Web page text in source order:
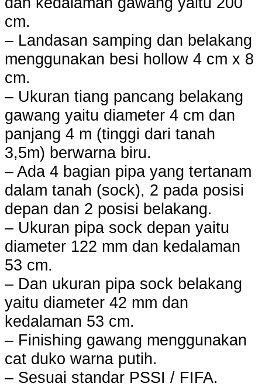
cm.
– Landasan samping dan belakang
menggunakan besi hollow 4 cm x 8
cm.
– Ukuran tiang pancang belakang
gawang yaitu diameter 4 cm dan
panjang 4 m (tinggi dari tanah
3,5m) berwarna biru.
– Ada 4 bagian pipa yang tertanam
dalam tanah (sock), 2 pada posisi
depan dan 2 posisi belakang.
– Ukuran pipa sock depan yaitu
diameter 122 mm dan kedalaman
53 cm.
– Dan ukuran pipa sock belakang
yaitu diameter 42 mm dan
kedalaman 53 cm.
– Finishing gawang menggunakan
cat duko warna putih.
– Sesuai standar PSSI / FIFA.